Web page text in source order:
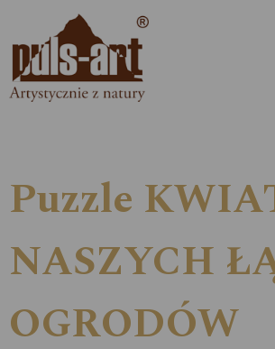
Puzzle
NASZYCH
OGRODÓW